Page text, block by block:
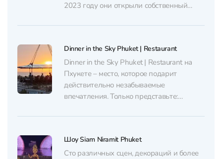
2023 году они открыли собственный
поддерживает такие места, где эти
обретают свободу. Приобрести билеты со
скидкой в Hidden Forest Elephant Reserve
можно у нас через...
Dinner in the Sky Phuket | Restaurant
Dinner in the Sky Phuket | Restaurant на
Пхукете – место, которое подарит
действительно незабываемые
впечатления. Только представьте:
Phuket поднимает вас на 50 метров над
великолепный вид с обзором на 360
градусов. Такого нет ни в одном другом...
Шоу Siam Niramit Phuket
Сто различных сцен, декораций и более